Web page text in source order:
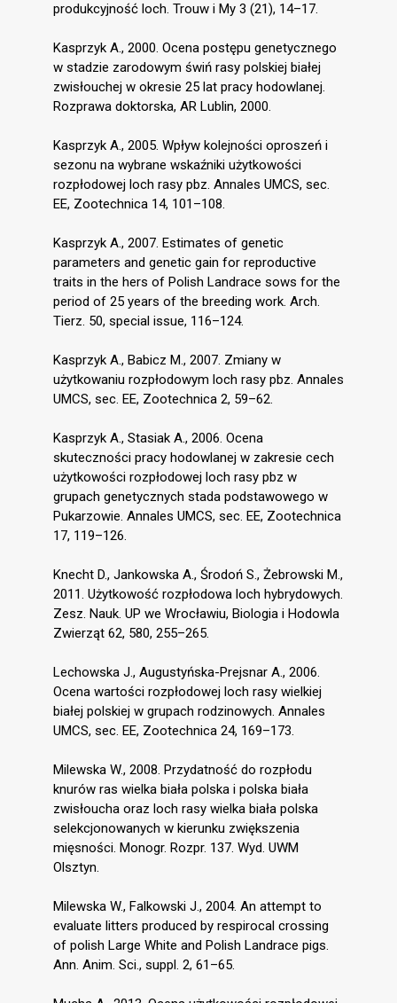
produkcyjność loch. Trouw i My 3 (21), 14–17.
Kasprzyk A., 2000. Ocena postępu genetycznego
w stadzie zarodowym świń rasy polskiej białej
zwisłouchej w okresie 25 lat pracy hodowlanej.
Rozprawa doktorska, AR Lublin, 2000.
Kasprzyk A., 2005. Wpływ kolejności oproszeń i
sezonu na wybrane wskaźniki użytkowości
rozpłodowej loch rasy pbz. Annales UMCS, sec.
EE, Zootechnica 14, 101–108.
Kasprzyk A., 2007. Estimates of genetic
parameters and genetic gain for reproductive
traits in the hers of Polish Landrace sows for the
period of 25 years of the breeding work. Arch.
Tierz. 50, special issue, 116–124.
Kasprzyk A., Babicz M., 2007. Zmiany w
użytkowaniu rozpłodowym loch rasy pbz. Annales
UMCS, sec. EE, Zootechnica 2, 59–62.
Kasprzyk A., Stasiak A., 2006. Ocena
skuteczności pracy hodowlanej w zakresie cech
użytkowości rozpłodowej loch rasy pbz w
grupach genetycznych stada podstawowego w
Pukarzowie. Annales UMCS, sec. EE, Zootechnica
17, 119–126.
Knecht D., Jankowska A., Środoń S., Żebrowski M.,
2011. Użytkowość rozpłodowa loch hybrydowych.
Zesz. Nauk. UP we Wrocławiu, Biologia i Hodowla
Zwierząt 62, 580, 255–265.
Lechowska J., Augustyńska-Prejsnar A., 2006.
Ocena wartości rozpłodowej loch rasy wielkiej
białej polskiej w grupach rodzinowych. Annales
UMCS, sec. EE, Zootechnica 24, 169–173.
Milewska W., 2008. Przydatność do rozpłodu
knurów ras wielka biała polska i polska biała
zwisłoucha oraz loch rasy wielka biała polska
selekcjonowanych w kierunku zwiększenia
mięsności. Monogr. Rozpr. 137. Wyd. UWM
Olsztyn.
Milewska W., Falkowski J., 2004. An attempt to
evaluate litters produced by respirocal crossing
of polish Large White and Polish Landrace pigs.
Ann. Anim. Sci., suppl. 2, 61–65.